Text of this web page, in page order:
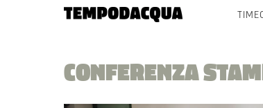
CONFERENZA